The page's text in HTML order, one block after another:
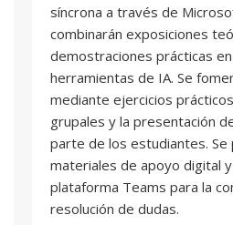
síncrona a través de
combinarán exposiciones
demostraciones prácticas
herramientas de IA. Se
mediante ejercicios
grupales y la presentación
parte de los estudiantes. Se
materiales de apoyo digital
plataforma Teams para la
resolución de dudas.